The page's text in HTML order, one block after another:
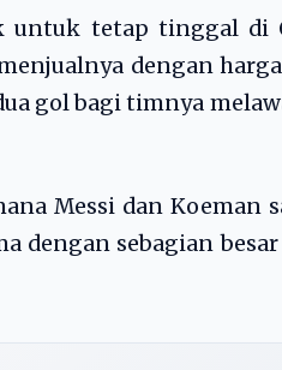
untuk tetap tinggal di
dengan
gol bagi timnya
Messi dan Koeman
dengan sebagian